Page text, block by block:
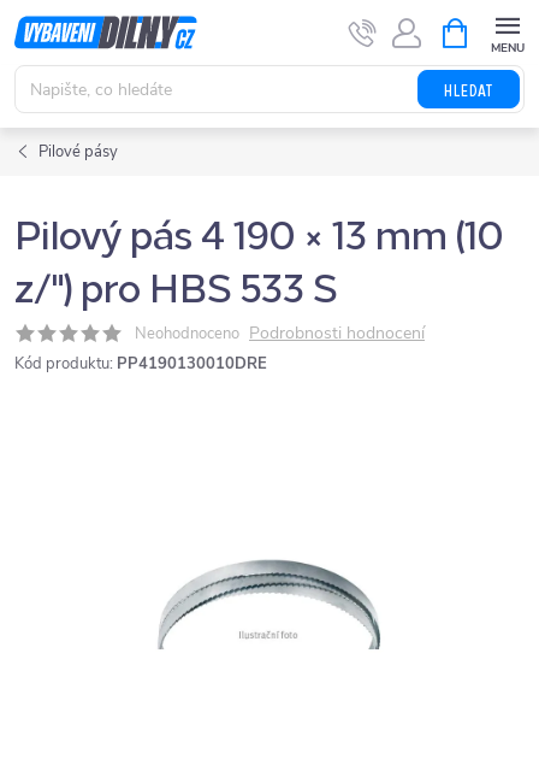
Přejít
na
obsah
HLEDAT
NÁKUPNÍ
KOŠÍK
Pilové pásy
Pilový pás 4 190 × 13 mm (10
z/") pro HBS 533 S
Neohodnoceno Podrobnosti hodnocení
Kód produktu: PP4190130010DRE